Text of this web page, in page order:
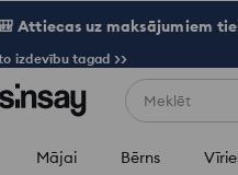
Attiecas uz maksājumiem
izdevību tagad >>
Meklēt
Mājai Bērns